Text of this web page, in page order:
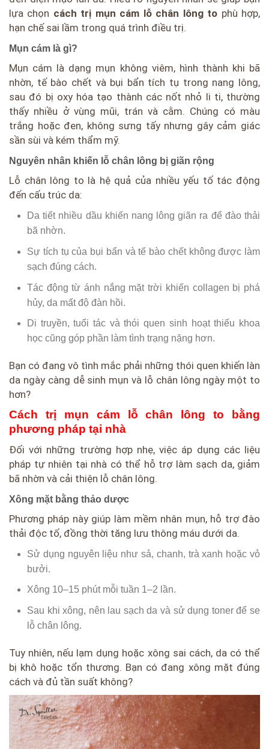
lựa chọn cách trị mụn cám lỗ chân lông to phù hợp,
hạn chế sai lầm trong quá trình điều trị.
Mụn cám là gì?
Mụn cám là dạng mụn không viêm, hình thành khi bã
nhờn, tế bào chết và bụi bẩn tích tụ trong nang lông,
sau đó bị oxy hóa tạo thành các nốt nhỏ li ti, thường
thấy nhiều ở vùng mũi, trán và cằm. Chúng có màu
trắng hoặc đen, không sưng tấy nhưng gây cảm giác
sần sùi và kém thẩm mỹ.
Nguyên nhân khiến lỗ chân lông bị giãn rộng
Lỗ chân lông to là hệ quả của nhiều yếu tố tác động
đến cấu trúc da:
Da tiết nhiều dầu khiến nang lông giãn ra để đào thải
bã nhờn.
Sự tích tụ của bụi bẩn và tế bào chết không được làm
sạch đúng cách.
Tác động từ ánh nắng mặt trời khiến collagen bị phá
hủy, da mất độ đàn hồi.
Di truyền, tuổi tác và thói quen sinh hoạt thiếu khoa
học cũng góp phần làm tình trạng nặng hơn.
Bạn có đang vô tình mắc phải những thói quen khiến làn
da ngày càng dễ sinh mụn và lỗ chân lông ngày một to
hơn?
Cách trị mụn cám lỗ chân lông to bằng
phương pháp tại nhà
Đối với những trường hợp nhẹ, việc áp dụng các liệu
pháp tự nhiên tại nhà có thể hỗ trợ làm sạch da, giảm
bã nhờn và cải thiện lỗ chân lông.
Xông mặt bằng thảo dược
Phương pháp này giúp làm mềm nhân mụn, hỗ trợ đào
thải độc tố, đồng thời tăng lưu thông máu dưới da.
Sử dụng nguyên liệu như sả, chanh, trà xanh hoặc vỏ
bưởi.
Xông 10–15 phút mỗi tuần 1–2 lần.
Sau khi xông, nên lau sạch da và sử dụng toner để se
lỗ chân lông.
Tuy nhiên, nếu lạm dụng hoặc xông sai cách, da có thể
bị khô hoặc tổn thương. Bạn có đang xông mặt đúng
cách và đủ tần suất không?